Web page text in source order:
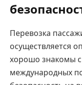
Перевозка
осуществляется
хорошо знакомы
международных